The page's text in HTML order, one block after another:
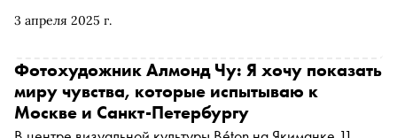
3 апреля 2025 г.
Фотохудожник Алмонд Чу: Я хочу показать
миру чувства, которые испытываю к
Москве и Санкт-Петербургу